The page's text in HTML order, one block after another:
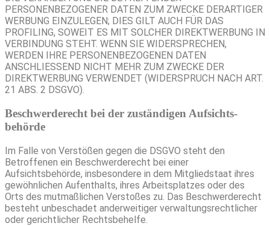
PERSONENBEZOGENER DATEN ZUM ZWECKE DERARTIGER
WERBUNG EINZULEGEN; DIES GILT AUCH FÜR DAS
PROFILING, SOWEIT ES MIT SOLCHER DIREKTWERBUNG IN
VERBINDUNG STEHT. WENN SIE WIDERSPRECHEN,
WERDEN IHRE PERSONENBEZOGENEN DATEN
ANSCHLIESSEND NICHT MEHR ZUM ZWECKE DER
DIREKTWERBUNG VERWENDET (WIDERSPRUCH NACH ART.
21 ABS. 2 DSGVO).
Beschwerde­recht bei der zuständigen Aufsichts­
behörde
Im Falle von Verstößen gegen die DSGVO steht den
Betroffenen ein Beschwerderecht bei einer
Aufsichtsbehörde, insbesondere in dem Mitgliedstaat ihres
gewöhnlichen Aufenthalts, ihres Arbeitsplatzes oder des
Orts des mutmaßlichen Verstoßes zu. Das Beschwerderecht
besteht unbeschadet anderweitiger verwaltungsrechtlicher
oder gerichtlicher Rechtsbehelfe.